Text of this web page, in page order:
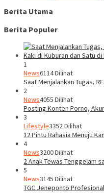
Berita Utama
Berita Populer
1
News6114 Dilihat
Saat Menjalankan Tugas,
2
News4055 Dilihat
Posting Konten Porno,
3
Lifestyle3352 Dilihat
12 Pintu Rahasia Menuju
4
News3200 Dilihat
2 Anak Tewas Tenggelam
5
News3145 Dilihat
TGC Jeneponto